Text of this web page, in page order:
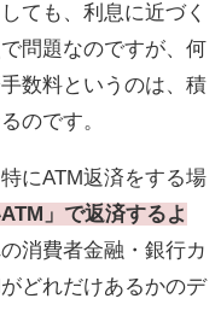
ても、利息に近づく
問題なのですが、何
数料というのは、積
のです。
にATM返済をする場
」で返済するよ
消費者金融・銀行カ
どれだけあるかのデ